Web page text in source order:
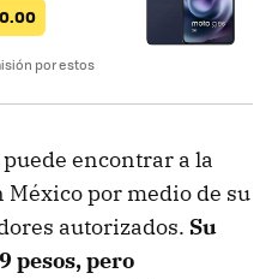
por estos
encontrar a la
por medio de su
autorizados. Su
pesos, pero